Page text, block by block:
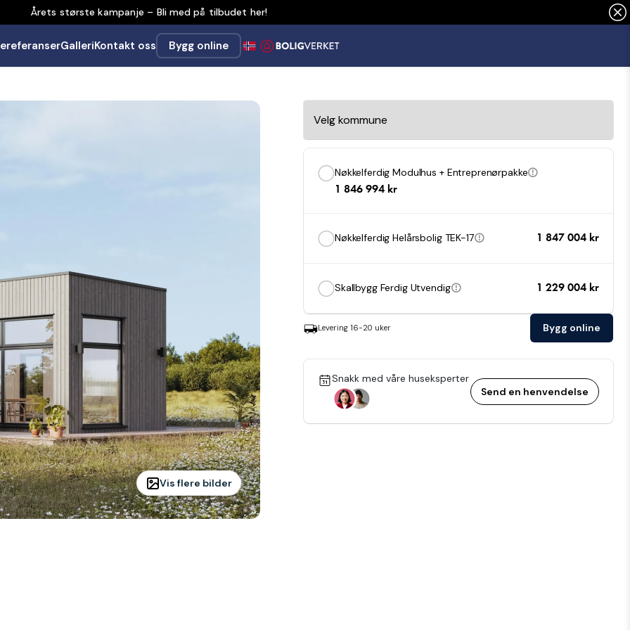
Årets største kampanje – Bli med på tilbudet her!
GalleriKontakt oss Bygg online
Vis flere bilder
Nøkkelferdig Modulhus + Entreprenørpakke
1 846 994 kr
Nøkkelferdig Helårsbolig TEK-17 1 847 004 kr
Skallbygg Ferdig Utvendig 1 229 004 kr
Levering 16-20 uker Bygg online
Snakk med våre huseksperter
Send en henvendelse